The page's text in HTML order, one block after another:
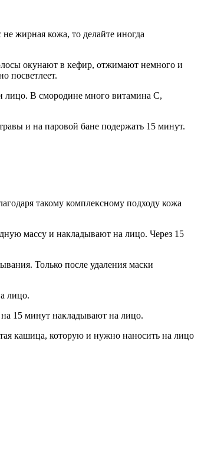
жирная кожа, то делайте иногда
окунают в кефир, отжимают немного и
посветлеет.
лицо. В смородине много витамина С,
и на паровой бане подержать 15 минут.
такому комплексному подходу кожа
массу и накладывают на лицо. Через 15
Только после удаления маски
лицо.
15 минут накладывают на лицо.
кашица, которую и нужно наносить на лицо